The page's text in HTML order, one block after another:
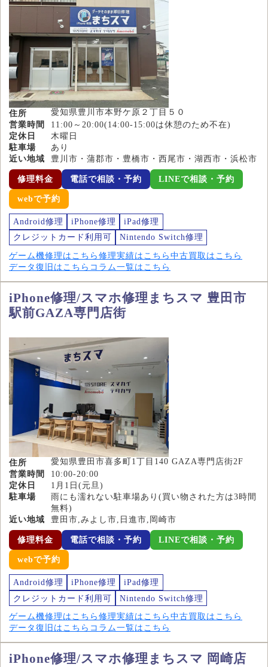
住所
愛知県豊川市本野ケ原２丁目５０
営業時間
11:00～20:00(14:00-15:00は休憩のため不在)
定休日
木曜日
駐車場
あり
近い地域
豊川市・蒲郡市・豊橋市・西尾市・湖西市・浜松市
修理料金 電話で相談・予約 LINEで相談・予約
webで予約
Android修理 iPhone修理
iPad修理
クレジットカード利用可
Nintendo Switch修理
ゲーム機修理はこちら 修理実績はこちら 中古買取はこちら
データ復旧はこちら コラム一覧はこちら
iPhone修理/スマホ修理まちスマ 豊田市
駅前GAZA専門店街
住所
愛知県豊田市喜多町1丁目140 GAZA専門店街2F
営業時間
10:00-20:00
定休日
1月1日(元旦)
駐車場
雨にも濡れない駐車場あり(買い物された方は3時間
無料)
近い地域
豊田市,みよし市,日進市,岡崎市
修理料金 電話で相談・予約 LINEで相談・予約
webで予約
Android修理 iPhone修理
iPad修理
クレジットカード利用可
Nintendo Switch修理
ゲーム機修理はこちら 修理実績はこちら 中古買取はこちら
データ復旧はこちら コラム一覧はこちら
iPhone修理/スマホ修理まちスマ 岡崎店